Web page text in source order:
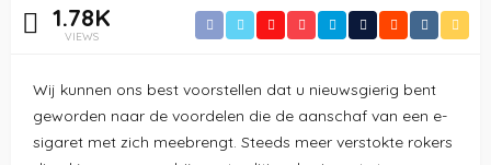
1.78K
VIEWS
Wij kunnen ons best voorstellen dat u nieuwsgierig bent
geworden naar de voordelen die de aanschaf van een e-
sigaret met zich meebrengt. Steeds meer verstokte rokers